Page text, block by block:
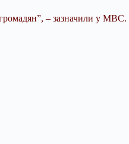
– зазначили у МВС.